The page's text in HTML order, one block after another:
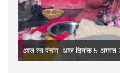
आज का पंचांग: आज दिनांक 5 अगस्त